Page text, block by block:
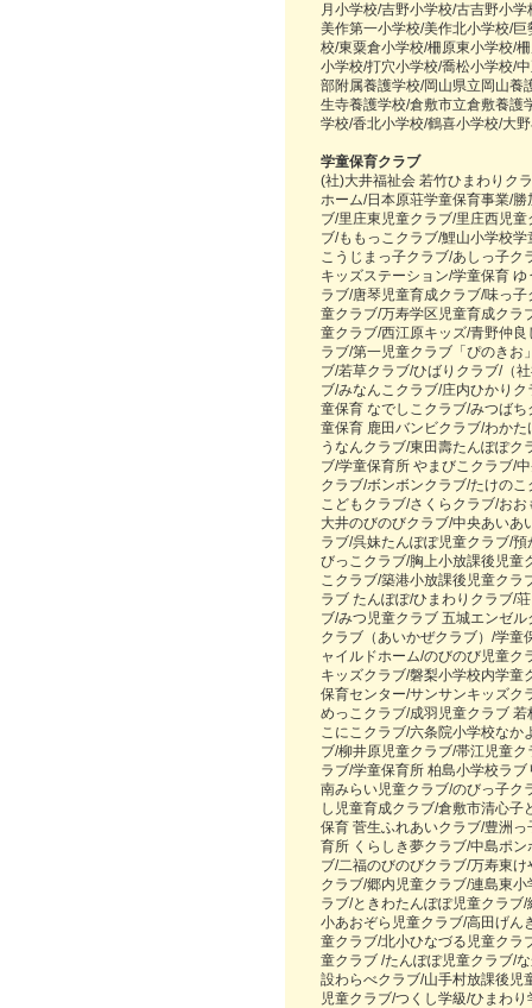
月小学校/吉野小学校/古吉野小
美作第一小学校/美作北小学校/
校/東粟倉小学校/柵原東小学校/
小学校/打穴小学校/喬松小学校/
部附属養護学校/岡山県立岡山養
生寺養護学校/倉敷市立倉敷養護
学校/香北小学校/鶴喜小学校/大
学童保育クラブ
(社)大井福祉会 若竹ひまわりク
ホーム/日本原荘学童保育事業/
ブ/里庄東児童クラブ/里庄西児
ブ/ももっこクラブ/鯉山小学校
こうじまっ子クラブ/あしっ子ク
キッズステーション/学童保育
ラブ/唐琴児童育成クラブ/味っ
童クラブ/万寿学区児童育成クラ
童クラブ/西江原キッズ/青野仲
ラブ/第一児童クラブ「ぴのきお
ブ/若草クラブ/ひばりクラブ/（
ブ/みなんこクラブ/庄内ひかり
童保育 なでしこクラブ/みつば
童保育 鹿田バンビクラブ/わか
うなんクラブ/東田壽たんぽぽ
ブ/学童保育所 やまびこクラブ/
クラブ/ボンボンクラブ/たけの
こどもクラブ/さくらクラブ/お
大井のびのびクラブ/中央あいあ
ラブ/呉妹たんぽぽ児童クラブ/
びっこクラブ/胸上小放課後児童
こクラブ/築港小放課後児童クラ
ラブ たんぽぽ/ひまわりクラブ/
ブ/みつ児童クラブ 五城エンゼ
クラブ（あいかぜクラブ）/学童
ャイルドホーム/のびのび児童
キッズクラブ/磐梨小学校内学童
保育センター/サンサンキッズク
めっこクラブ/成羽児童クラブ
こにこクラブ/六条院小学校なか
ブ/柳井原児童クラブ/帯江児童
ラブ/学童保育所 柏島小学校ラ
南みらい児童クラブ/のびっ子ク
し児童育成クラブ/倉敷市清心
保育 菅生ふれあいクラブ/豊洲
育所 くらしき夢クラブ/中島ポ
ブ/二福のびのびクラブ/万寿東
クラブ/郷内児童クラブ/連島東
ラブ/ときわたんぽぽ児童クラブ
小あおぞら児童クラブ/高田げん
童クラブ/北小ひなづる児童クラ
童クラブ /たんぽぽ児童クラブ/
設わらべクラブ/山手村放課後児
児童クラブ/つくし学級/ひまわ